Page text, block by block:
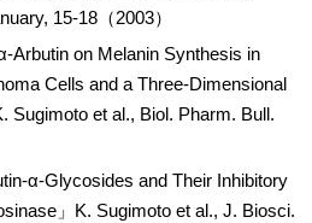
15-18（2003）
Arbutin on Melanin Synthesis in
Cells and a Three-Dimensional
Sugimoto et al., Biol. Pharm. Bull.
α-Glycosides and Their Inhibitory
」K. Sugimoto et al., J. Biosci.